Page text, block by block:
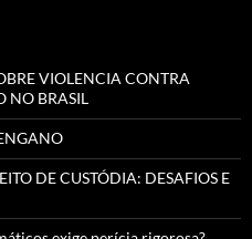
VIOLENCIA CONTRA
NO BRASIL
DE CUSTÓDIA: DESAFIOS E